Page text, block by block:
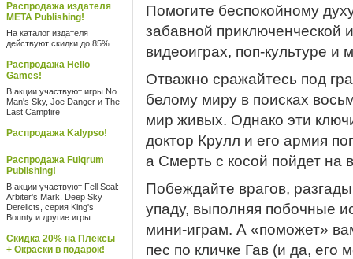
Распродажа издателя
META Publishing!
На каталог издателя
действуют скидки до 85%
Распродажа Hello
Games!
В акции участвуют игры No
Man's Sky, Joe Danger и The
Last Campfire
Распродажа Kalypso!
Распродажа Fulqrum
Publishing!
В акции участвуют Fell Seal:
Arbiter's Mark, Deep Sky
Derelicts, серия King's
Bounty и другие игры
Скидка 20% на Плексы
+ Окраски в подарок!
Помогите беспокойному
забавной приключенческой
видеоиграх, поп-культуре и
Отважно сражайтесь под
белому миру в поисках
мир живых. Однако эти
доктор Крулл и его армия
а Смерть с косой пойдет на
Побеждайте врагов,
упаду, выполняя побочные
мини-играм. А «поможет»
пес по кличке Гав (и да, его